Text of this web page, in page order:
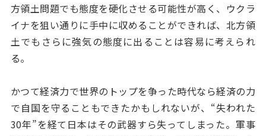
方領土問題でも態度を硬化させる可能性が高く、ウクラ
イナを狙い通りに手中に収めることができれば、北方領
土でもさらに強気の態度に出ることは容易に考えられ
る。
かつて経済力で世界のトップを争った時代なら経済の力
で自国を守ることもできたかもしれないが、“失われた
30年”を経て日本はその武器すら失ってしまった。軍事